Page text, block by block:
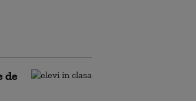
de